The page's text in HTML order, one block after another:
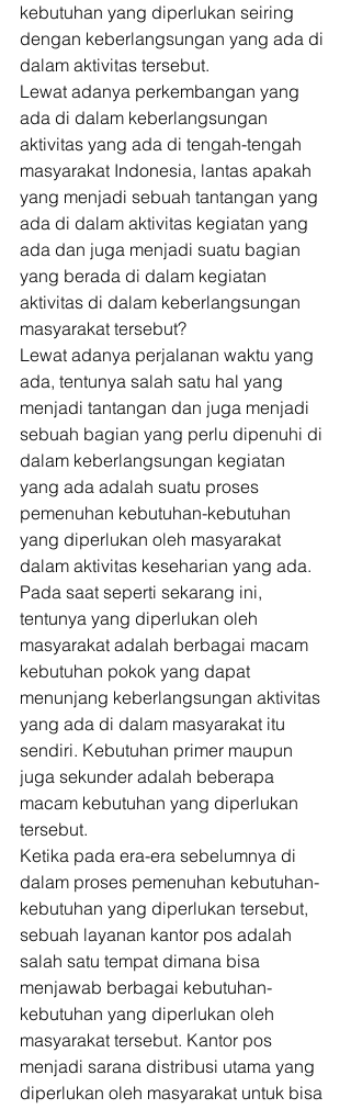
kebutuhan yang diperlukan seiring
dengan keberlangsungan yang ada di
dalam aktivitas tersebut.
Lewat adanya perkembangan yang
ada di dalam keberlangsungan
aktivitas yang ada di tengah-tengah
masyarakat Indonesia, lantas apakah
yang menjadi sebuah tantangan yang
ada di dalam aktivitas kegiatan yang
ada dan juga menjadi suatu bagian
yang berada di dalam kegiatan
aktivitas di dalam keberlangsungan
masyarakat tersebut?
Lewat adanya perjalanan waktu yang
ada, tentunya salah satu hal yang
menjadi tantangan dan juga menjadi
sebuah bagian yang perlu dipenuhi di
dalam keberlangsungan kegiatan
yang ada adalah suatu proses
pemenuhan kebutuhan-kebutuhan
yang diperlukan oleh masyarakat
dalam aktivitas keseharian yang ada.
Pada saat seperti sekarang ini,
tentunya yang diperlukan oleh
masyarakat adalah berbagai macam
kebutuhan pokok yang dapat
menunjang keberlangsungan aktivitas
yang ada di dalam masyarakat itu
sendiri. Kebutuhan primer maupun
juga sekunder adalah beberapa
macam kebutuhan yang diperlukan
tersebut.
Ketika pada era-era sebelumnya di
dalam proses pemenuhan kebutuhan-
kebutuhan yang diperlukan tersebut,
sebuah layanan kantor pos adalah
salah satu tempat dimana bisa
menjawab berbagai kebutuhan-
kebutuhan yang diperlukan oleh
masyarakat tersebut. Kantor pos
menjadi sarana distribusi utama yang
diperlukan oleh masyarakat untuk bisa